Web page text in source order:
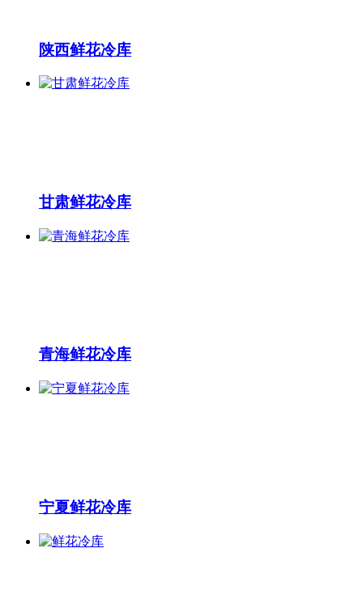
陕西鲜花冷库
甘肃鲜花冷库
青海鲜花冷库
宁夏鲜花冷库